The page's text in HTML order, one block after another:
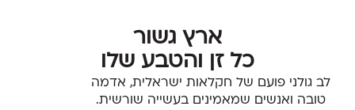
ארץ גשור
כל זן והטבע שלו
לב גולני פועם של חקלאות ישראלית, אדמה
טובה ואנשים שמאמינים בעשייה שורשית.